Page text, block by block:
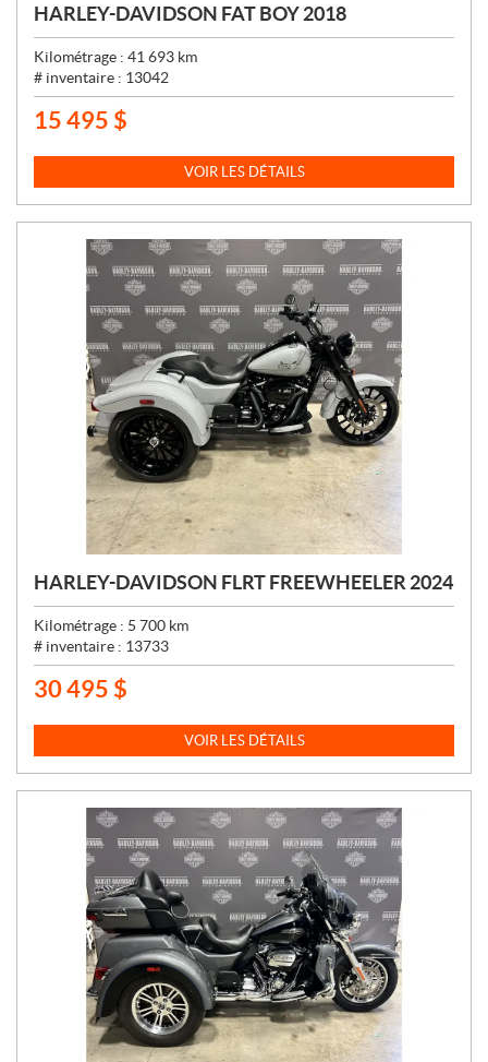
HARLEY-DAVIDSON FAT BOY 2018
Kilométrage : 41 693 km
# inventaire : 13042
P
X
15 495 $
VOIR LES DÉTAILS
HARLEY-DAVIDSON FLRT FREEWHEELER 2024
Kilométrage : 5 700 km
# inventaire : 13733
P
X
30 495 $
VOIR LES DÉTAILS